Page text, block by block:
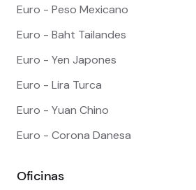
Euro - Peso Mexicano
Euro - Baht Tailandes
Euro - Yen Japones
Euro - Lira Turca
Euro - Yuan Chino
Euro - Corona Danesa
Oficinas